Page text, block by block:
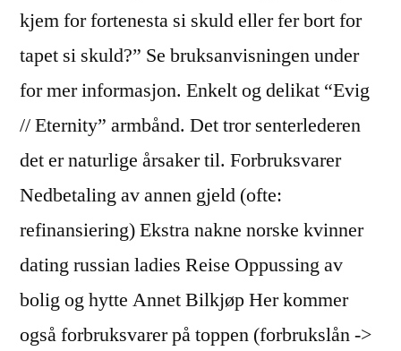
kjem for fortenesta si skuld eller fer bort for
tapet si skuld?” Se bruksanvisningen under
for mer informasjon. Enkelt og delikat “Evig
// Eternity” armbånd. Det tror senterlederen
det er naturlige årsaker til. Forbruksvarer
Nedbetaling av annen gjeld (ofte:
refinansiering) Ekstra nakne norske kvinner
dating russian ladies Reise Oppussing av
bolig og hytte Annet Bilkjøp Her kommer
også forbruksvarer på toppen (forbrukslån ->